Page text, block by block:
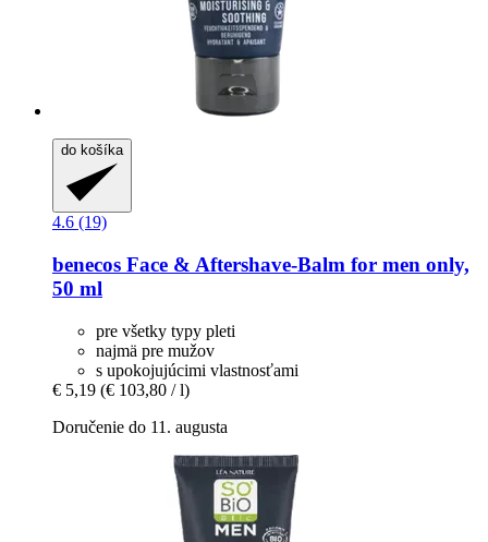
do košíka
4.6 (19)
benecos Face & Aftershave-​Balm for men only,
50 ml
pre všetky typy pleti
najmä pre mužov
s upokojujúcimi vlastnosťami
€ 5,19 (€ 103,80 / l)
Doručenie do 11. augusta